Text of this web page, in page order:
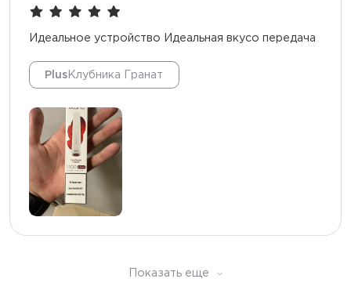
Идеальное устройство Идеальная вкусо передача
Plus Клубника Гранат
Показать еще